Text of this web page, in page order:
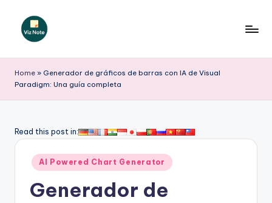
Saltar
iz
N
t
Home » Generador de gráficos de barras con IA de Visual
Paradigm: Una guía completa
Read this post in:
Publicado
en
AI Powered Chart Generator
Generador de